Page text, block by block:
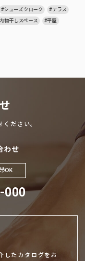
ーク #テラス
ス #平屋
ください。
わせ
OK
000
したカタログをお